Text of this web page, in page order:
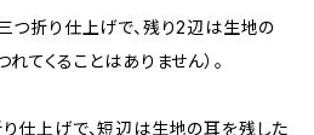
つ折り仕上げで、残り2辺は生地の
てくることはありません）。
仕上げで、短辺は生地の耳を残した